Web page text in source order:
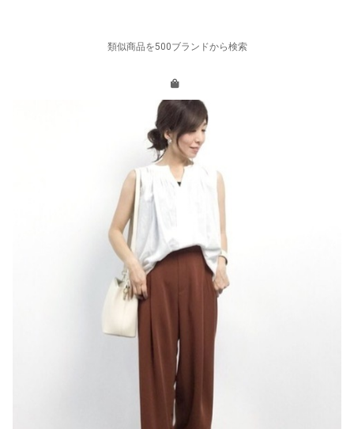
類似商品を500ブランドから検索